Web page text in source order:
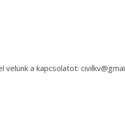
a kapcsolatot: